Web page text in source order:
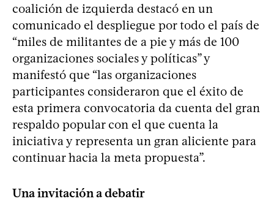
coalición de izquierda destacó en un
comunicado el despliegue por todo el país de
“miles de militantes de a pie y más de 100
organizaciones sociales y políticas” y
manifestó que “las organizaciones
participantes consideraron que el éxito de
esta primera convocatoria da cuenta del gran
respaldo popular con el que cuenta la
iniciativa y representa un gran aliciente para
continuar hacia la meta propuesta”.
Una invitación a debatir